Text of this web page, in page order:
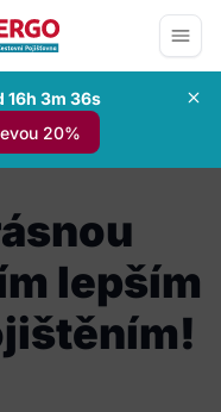
16h 3m 35s
20%
lepším